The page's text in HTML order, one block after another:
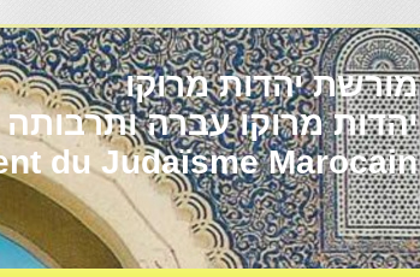
מורשת יהדות מרוקו
du Judaïsme Marocain